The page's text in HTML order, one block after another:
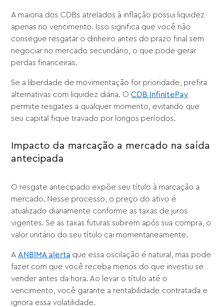
A maioria dos CDBs atrelados à inflação possui liquidez
apenas no vencimento. Isso significa que você não
consegue resgatar o dinheiro antes do prazo final sem
negociar no mercado secundário, o que pode gerar
perdas financeiras.
Se a liberdade de movimentação for prioridade, prefira
alternativas com liquidez diária. OCDB InfinitePay
permite resgates a qualquer momento, evitando que
seu capital fique travado por longos períodos.
Impacto da marcação a mercado na saída
antecipada
O resgate antecipado expõe seu título à marcação a
mercado. Nesse processo, o preço do ativo é
atualizado diariamente conforme as taxas de juros
vigentes. Se as taxas futuras subirem após sua compra, o
valor unitário do seu título cai momentaneamente.
A ANBIMA alerta que essa oscilação é natural, mas pode
fazer com que você receba menos do que investiu se
vender antes da hora. Ao levar o título até o
vencimento, você garante a rentabilidade contratada e
ignora essa volatilidade.